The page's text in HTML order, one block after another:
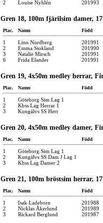
2 Louise Nyhlén 201993
Gren 18, 100m fjärilsim damer,
Plac. Namn Född
1 Linn Nordberg
201991
2
Emma Stokland
201990
3
Natalie Mirsch
201991
6
Frida Elander 201991
Gren 19, 4x50m medley herrar,
Plac. Namn Född
1
Göteborg Sim Lag 1
2
Kbss Lag Herrar 1
3
Kungälvs SS Herr
Gren 20, 4x50m medley damer,
Plac. Namn Född
1
Göteborg Sim Lag 1
2
Kungälvs SS Dam J Lag 1
3
Kbss Lag Damer 2
Gren 21, 100m bröstsim herrar,
Plac. Namn Född
1 Isak Ladeborn
201988
2
Nicklas Åkerlund
201989
3
Rickard Berglund 201987